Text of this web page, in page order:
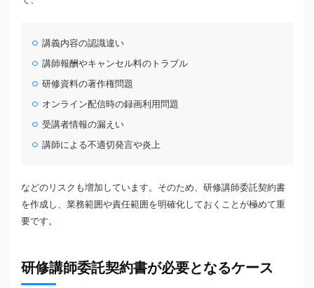
講義内容の認識違い
講師報酬やキャンセル料のトラブル
研修資料の著作権問題
オンライン配信時の録画利用問題
受講者情報の漏えい
講師による不適切発言や炎上
などのリスクも増加しています。そのため、研修講師委託契約書
を作成し、業務範囲や責任範囲を明確化しておくことが極めて重
要です。
研修講師委託契約書が必要となるケース